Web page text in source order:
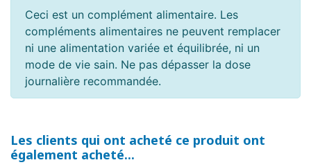
Ceci est un complément alimentaire. Les
compléments alimentaires ne peuvent remplacer
ni une alimentation variée et équilibrée, ni un
mode de vie sain. Ne pas dépasser la dose
journalière recommandée.
Les clients qui ont acheté ce produit ont
également acheté...